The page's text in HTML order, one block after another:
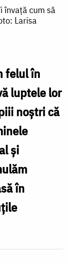
învață cum să
Larisa
felul în
luptele lor
noştri că
şi
în